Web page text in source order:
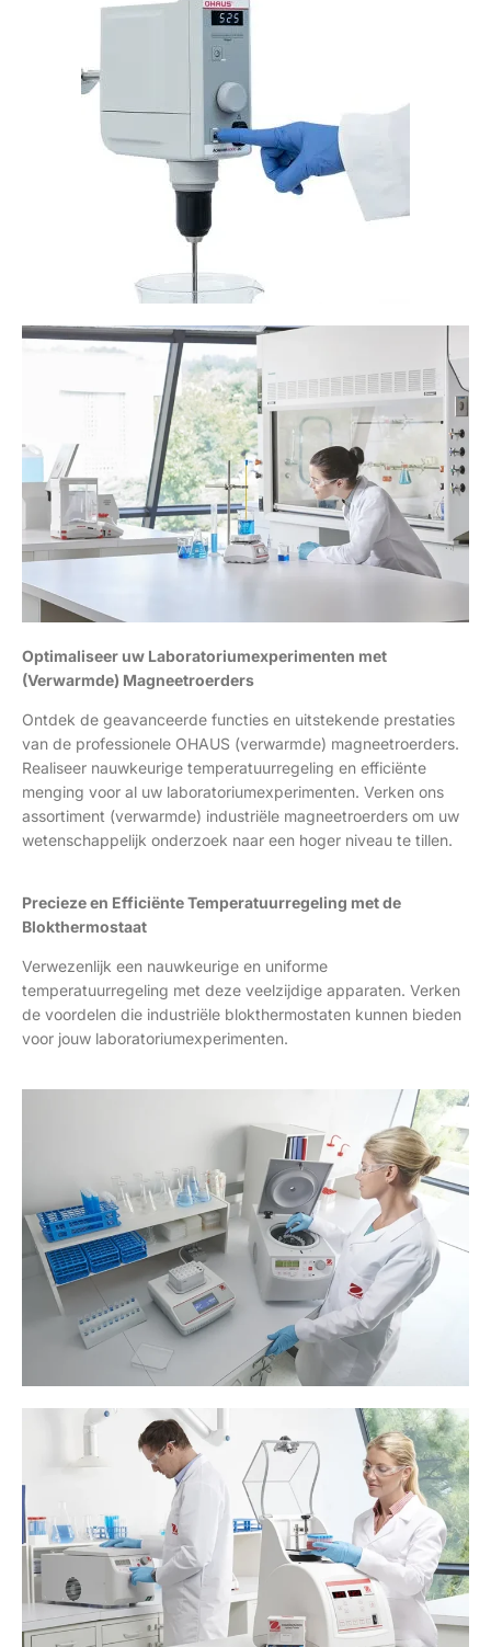
Optimaliseer uw Laboratoriumexperimenten met
(Verwarmde) Magneetroerders
Ontdek de geavanceerde functies en uitstekende prestaties
van de professionele OHAUS (verwarmde) magneetroerders.
Realiseer nauwkeurige temperatuurregeling en efficiënte
menging voor al uw laboratoriumexperimenten. Verken ons
assortiment (verwarmde) industriële magneetroerders om uw
wetenschappelijk onderzoek naar een hoger niveau te tillen.
Precieze en Efficiënte Temperatuurregeling met de
Blokthermostaat
Verwezenlijk een nauwkeurige en uniforme
temperatuurregeling met deze veelzijdige apparaten. Verken
de voordelen die industriële blokthermostaten kunnen bieden
voor jouw laboratoriumexperimenten.